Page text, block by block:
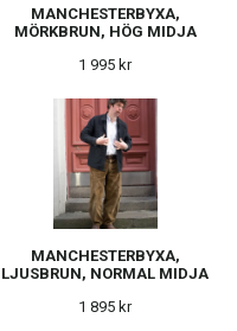
MANCHESTERBYXA,
MÖRKBRUN, HÖG MIDJA
1 995 kr
MANCHESTERBYXA,
LJUSBRUN, NORMAL MIDJA
1 895 kr